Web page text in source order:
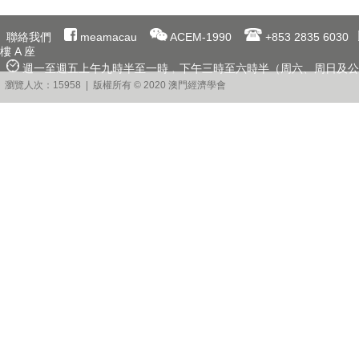
聯絡我們 meamacau ACEM-1990
+853 2835 6030
樓 A 座
週一至週五上午九時半至一時﹐下午三時至六時半（周六、周日及
瀏覽人次：15958 | 版權所有 © 2020 澳門經濟學會